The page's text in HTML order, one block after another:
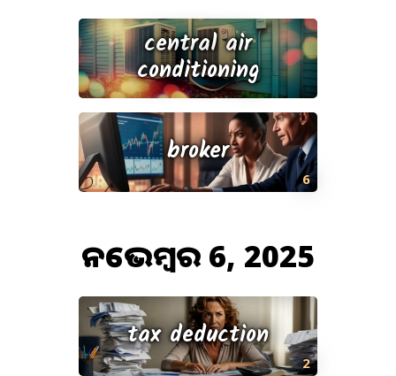
central air
conditioning
6
broker
ନଭେମ୍ବର 6, 2025
2
tax deduction